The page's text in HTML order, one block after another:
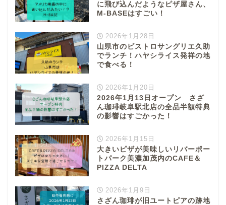
に飛び込んだようなピザ屋さん、
M-BASEはすごい！
2026年1月28日
山県市のビストロサングリエ久助
でランチ！ハヤシライス発祥の地
で食べる！
2026年1月20日
2026年1月13日オープン さざ
ん珈琲岐阜駅北店の全品半額特典
の影響はすごかった！
2026年1月15日
大きいピザが美味しいリバーポー
トパーク美濃加茂内のCAFE＆
PIZZA DELTA
2026年1月9日
さざん珈琲が旧ユートピアの跡地